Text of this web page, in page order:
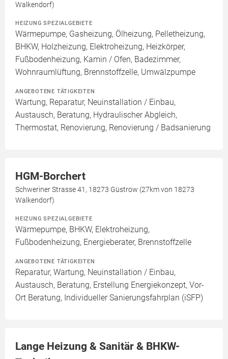
Walkendorf)
HEIZUNG SPEZIALGEBIETE
Wärmepumpe, Gasheizung, Ölheizung, Pelletheizung,
BHKW, Holzheizung, Elektroheizung, Heizkörper,
Fußbodenheizung, Kamin / Ofen, Badezimmer,
Wohnraumlüftung, Brennstoffzelle, Umwälzpumpe
ANGEBOTENE TÄTIGKEITEN
Wartung, Reparatur, Neuinstallation / Einbau,
Austausch, Beratung, Hydraulischer Abgleich,
Thermostat, Renovierung, Renovierung / Badsanierung
HGM-Borchert
Schweriner Strasse 41, 18273 Güstrow (27km von 18273
Walkendorf)
HEIZUNG SPEZIALGEBIETE
Wärmepumpe, BHKW, Elektroheizung,
Fußbodenheizung, Energieberater, Brennstoffzelle
ANGEBOTENE TÄTIGKEITEN
Reparatur, Wartung, Neuinstallation / Einbau,
Austausch, Beratung, Erstellung Energiekonzept, Vor-
Ort Beratung, Individueller Sanierungsfahrplan (iSFP)
Lange Heizung & Sanitär & BHKW-